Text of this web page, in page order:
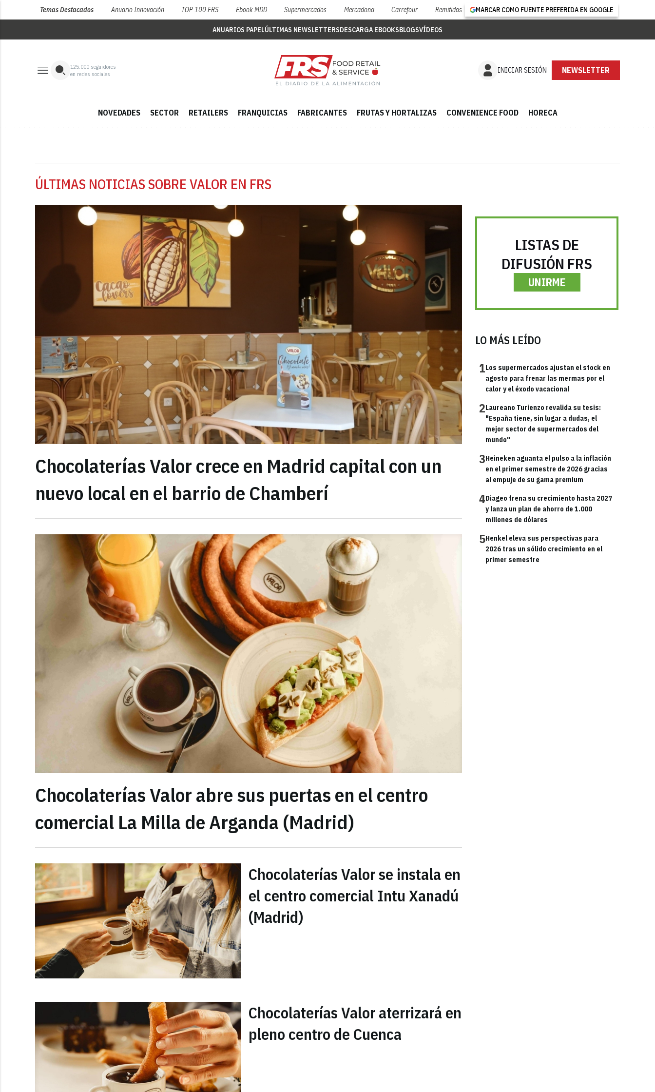
Temas Destacados Anuario Innovación TOP 100 FRS Ebook MDD Supermercados Mercadona Carrefour Remitidas MARCAR COMO FUENTE PREFERIDA EN GOOGLE
ANUARIOS PAPELÚLTIMAS NEWSLETTERSDESCARGA EBOOKSBLOGSVÍDEOS
125,000 seguidores
en redes sociales
INICIAR SESIÓN SUSCRÍBETE
NOVEDADES SECTOR RETAILERS FRANQUICIAS FABRICANTES FRUTAS Y HORTALIZAS CONVENIENCE FOOD HORECA
ÚLTIMAS NOTICIAS SOBRE VALOR EN FRS
Chocolaterías Valor crece en Madrid capital con un
nuevo local en el barrio de Chamberí
Chocolaterías Valor abre sus puertas en el centro
comercial La Milla de Arganda (Madrid)
Chocolaterías Valor se instala en
el centro comercial Intu Xanadú
(Madrid)
Chocolaterías Valor aterrizará en
pleno centro de Cuenca
LISTAS DE
DIFUSIÓN FRS
UNIRME
LO MÁS LEÍDO
1Los supermercados ajustan el stock en
agosto para frenar las mermas por el
calor y el éxodo vacacional
2Laureano Turienzo revalida su tesis:
"España tiene, sin lugar a dudas, el
mejor sector de supermercados del
mundo"
3Heineken aguanta el pulso a la inflación
en el primer semestre de 2026 gracias
al empuje de su gama premium
4Diageo frena su crecimiento hasta 2027
y lanza un plan de ahorro de 1.000
millones de dólares
5Henkel eleva sus perspectivas para
2026 tras un sólido crecimiento en el
primer semestre